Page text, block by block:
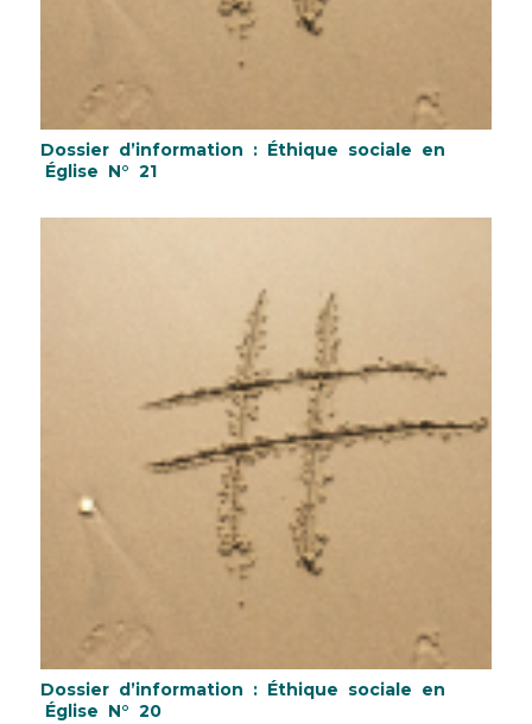
Dossier d’information : Éthique sociale en
Église N° 21
Dossier d’information : Éthique sociale en
Église N° 20